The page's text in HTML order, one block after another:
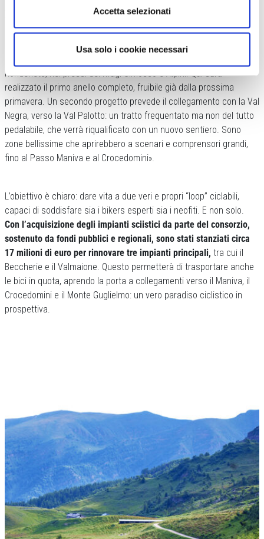
Accetta selezionati
Usa solo i cookie necessari
Consorzio Montecampione
e la Comunità Montana di
Rondeneto, nei pressi dei rifugi Cimosco e Alpini. Qui sarà
realizzato il primo anello completo, fruibile già dalla prossima
primavera. Un secondo progetto prevede il collegamento con la Val
Negra, verso la Val Palotto: un tratto frequentato ma non del tutto
pedalabile, che verrà riqualificato con un nuovo sentiero. Sono
zone bellissime che aprirebbero a scenari e comprensori grandi,
fino al Passo Maniva e al Crocedomini».
L’obiettivo è chiaro: dare vita a due veri e propri “loop” ciclabili,
capaci di soddisfare sia i bikers esperti sia i neofiti. E non solo.
Con l’acquisizione degli impianti sciistici da parte del consorzio,
sostenuto da fondi pubblici e regionali, sono stati stanziati circa
17 milioni di euro per rinnovare tre impianti principali, tra cui il
Beccherie e il Valmaione. Questo permetterà di trasportare anche
le bici in quota, aprendo la porta a collegamenti verso il Maniva, il
Crocedomini e il Monte Guglielmo: un vero paradiso ciclistico in
prospettiva.